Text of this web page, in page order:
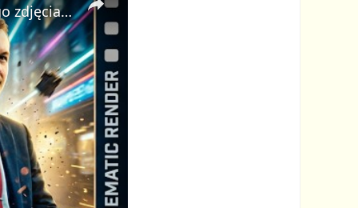
AI Video Generator: stwórz profesjonalne kinowe wideo z jednego zdjęcia i jednego promptu